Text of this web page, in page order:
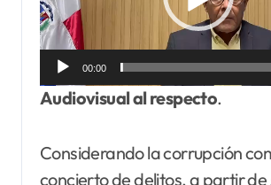
00:00
Audiovisual al respecto.
Considerando la corrupción
concierto de delitos, a partir de